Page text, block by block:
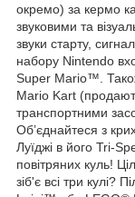
окремо) за кермо
звуковими та
звуки старту,
набору Nintendo
Super Mario™.
Mario Kart
транспортними
Об’єднайтеся з
Луїджі в його Tri-
повітряних куль!
зіб'є всі три кулі?